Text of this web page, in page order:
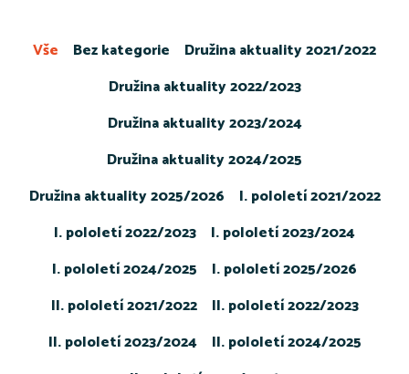
Bez kategorie
Družina aktuality 2021/2022
Družina aktuality 2022/2023
Družina aktuality 2023/2024
Družina aktuality 2024/2025
Družina aktuality 2025/2026
I. pololetí 2021/2022
I. pololetí 2022/2023
I. pololetí 2023/2024
I. pololetí 2024/2025
I. pololetí 2025/2026
II. pololetí 2021/2022
II. pololetí 2022/2023
II. pololetí 2023/2024
II. pololetí 2024/2025
Vše